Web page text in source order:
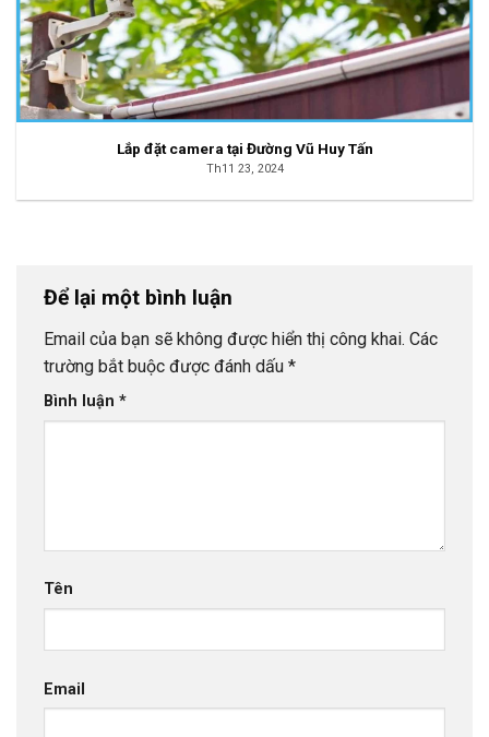
Lắp đặt camera tại Đường Vũ Huy Tấn
Th11 23, 2024
Để lại một bình luận
Email của bạn sẽ không được hiển thị công khai. Các
trường bắt buộc được đánh dấu *
Bình luận *
Tên
Email